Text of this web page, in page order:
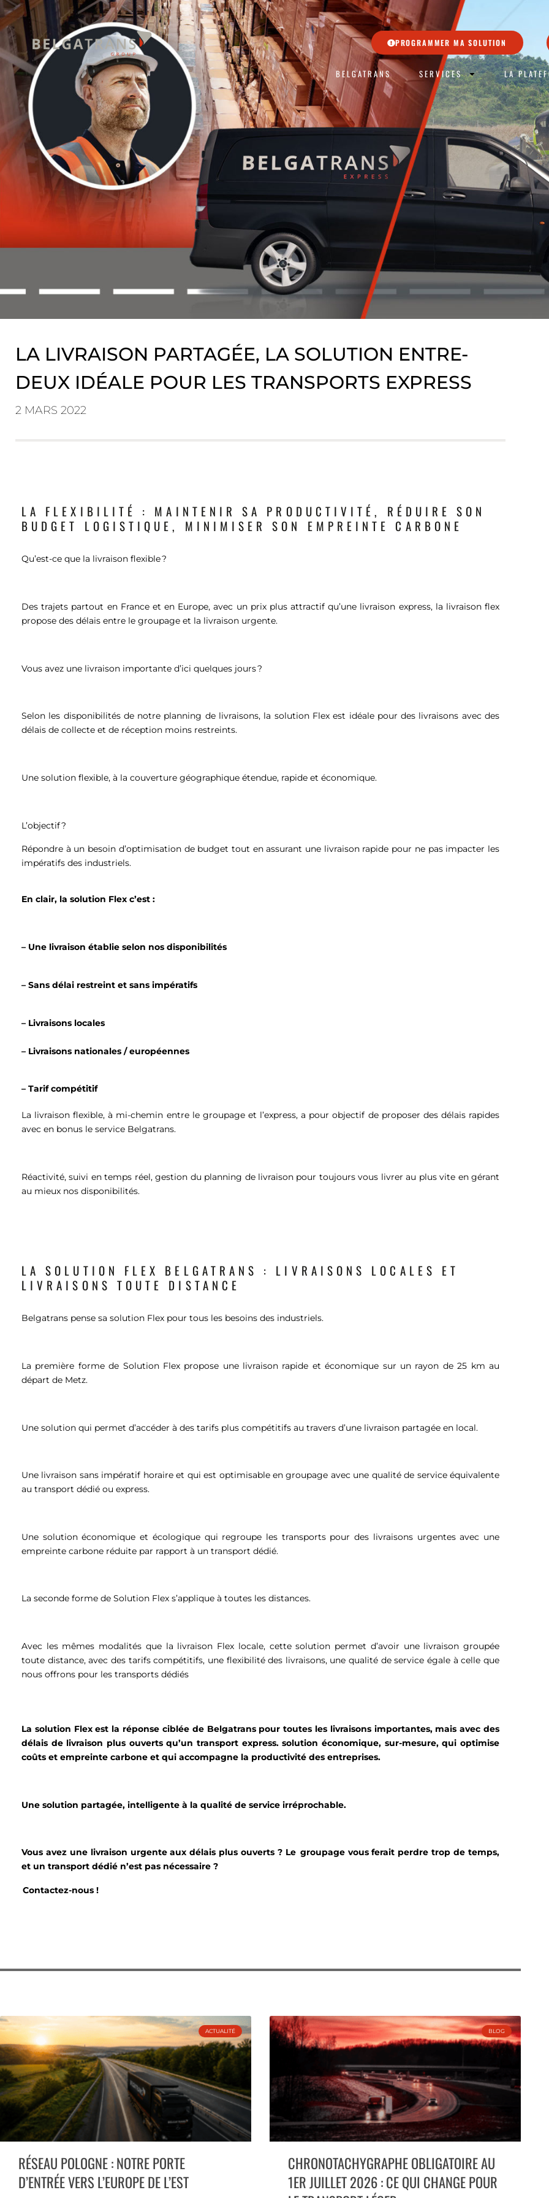
PROGRAMMER MA SOLUTION
BELGATRANS SERVICES LA
LA LIVRAISON PARTAGÉE, LA SOLUTION ENTRE-
DEUX IDÉALE POUR LES TRANSPORTS EXPRESS
2 MARS 2022
LA FLEXIBILITÉ : MAINTENIR SA PRODUCTIVITÉ, RÉDUIRE SON
BUDGET LOGISTIQUE, MINIMISER SON EMPREINTE CARBONE
Qu’est-ce que la livraison flexible ?
Des trajets partout en France et en Europe, avec un prix plus attractif qu’une livraison express, la livraison flex
propose des délais entre le groupage et la livraison urgente.
Vous avez une livraison importante d’ici quelques jours ?
Selon les disponibilités de notre planning de livraisons, la solution Flex est idéale pour des livraisons avec des
délais de collecte et de réception moins restreints.
Une solution flexible, à la couverture géographique étendue, rapide et économique.
L’objectif ?
Répondre à un besoin d’optimisation de budget tout en assurant une livraison rapide pour ne pas impacter les
impératifs des industriels.
En clair, la solution Flex c’est :
– Une livraison établie selon nos disponibilités
– Sans délai restreint et sans impératifs
– Livraisons locales
– Livraisons nationales / européennes
– Tarif compétitif
La livraison flexible, à mi-chemin entre le groupage et l’express, a pour objectif de proposer des délais rapides
avec en bonus le service Belgatrans.
Réactivité, suivi en temps réel, gestion du planning de livraison pour toujours vous livrer au plus vite en gérant
au mieux nos disponibilités.
LA SOLUTION FLEX BELGATRANS : LIVRAISONS LOCALES ET
LIVRAISONS TOUTE DISTANCE
Belgatrans pense sa solution Flex pour tous les besoins des industriels.
La première forme de Solution Flex propose une livraison rapide et économique sur un rayon de 25 km au
départ de Metz.
Une solution qui permet d’accéder à des tarifs plus compétitifs au travers d’une livraison partagée en local.
Une livraison sans impératif horaire et qui est optimisable en groupage avec une qualité de service équivalente
au transport dédié ou express.
Une solution économique et écologique qui regroupe les transports pour des livraisons urgentes avec une
empreinte carbone réduite par rapport à un transport dédié.
La seconde forme de Solution Flex s’applique à toutes les distances.
Avec les mêmes modalités que la livraison Flex locale, cette solution permet d’avoir une livraison groupée
toute distance, avec des tarifs compétitifs, une flexibilité des livraisons, une qualité de service égale à celle que
nous offrons pour les transports dédiés
La solution Flex est la réponse ciblée de Belgatrans pour toutes les livraisons importantes, mais avec des
délais de livraison plus ouverts qu’un transport express. solution économique, sur-mesure, qui optimise
coûts et empreinte carbone et qui accompagne la productivité des entreprises.
Une solution partagée, intelligente à la qualité de service irréprochable.
Vous avez une livraison urgente aux délais plus ouverts ? Le groupage vous ferait perdre trop de temps,
et un transport dédié n’est pas nécessaire ?
Contactez-nous !
ACTUALITÉ
RÉSEAU POLOGNE : NOTRE PORTE
D’ENTRÉE VERS L’EUROPE DE L’EST
BLOG
CHRONOTACHYGRAPHE OBLIGATOIRE AU
1ER JUILLET 2026 : CE QUI CHANGE POUR